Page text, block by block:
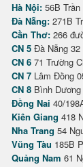
Hà Nội: 56B
Đà Nẵng: 271B
Cần Thơ: 266
CN 5 Đà Nẵng 32
CN 6 71 Trường
CN 7 Lâm Đồng
CN 8 Bình
Đồng Nai 40/
Kiên Giang 418
Nha Trang 54
Vũng Tàu 185B
Quảng Nam 61